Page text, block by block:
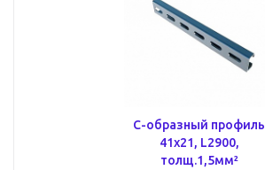
С-образный профиль
41х21, L2900,
толщ.1,5мм²